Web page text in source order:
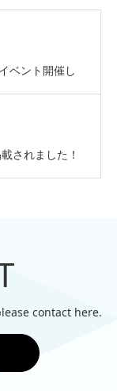
ベント開催し
されました！
contact here.